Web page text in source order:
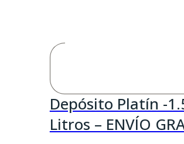
Depósito Platín -
Litros – ENVÍO